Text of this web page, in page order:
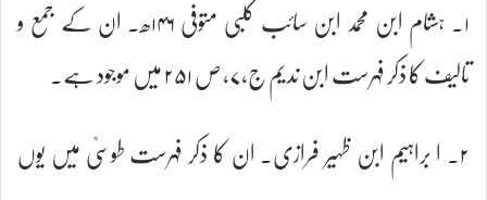
۱۔ ہشام ابن محمد ابن سائب کلبی متوفی ۱۴۶ھ۔ ان کے جمع و
تالیف کا ذکر فہرست ابن ندیم ج،۷، ص ۲۵۱ میں موجود ہے۔
۲۔ ا براہیم ابن ظہیر فرازی۔ ان کا ذکر فہرست طوسیؒ میں یوں